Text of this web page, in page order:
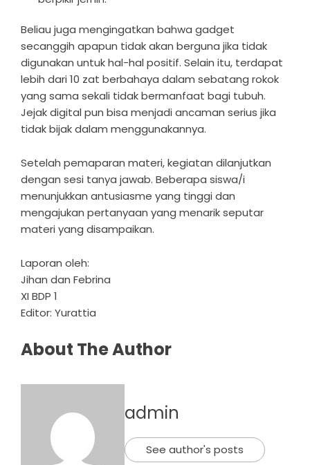
Beliau juga mengingatkan bahwa gadget
secanggih apapun tidak akan berguna jika tidak
digunakan untuk hal-hal positif. Selain itu, terdapat
lebih dari 10 zat berbahaya dalam sebatang rokok
yang sama sekali tidak bermanfaat bagi tubuh.
Jejak digital pun bisa menjadi ancaman serius jika
tidak bijak dalam menggunakannya.
Setelah pemaparan materi, kegiatan dilanjutkan
dengan sesi tanya jawab. Beberapa siswa/i
menunjukkan antusiasme yang tinggi dan
mengajukan pertanyaan yang menarik seputar
materi yang disampaikan.
Laporan oleh:
Jihan dan Febrina
XI BDP 1
Editor: Yurattia
About The Author
admin
See author's posts